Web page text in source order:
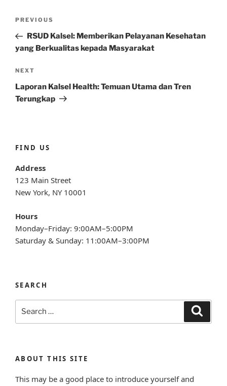
Previous
Post
PREVIOUS
RSUD Kalsel: Memberikan Pelayanan Kesehatan
yang Berkualitas kepada Masyarakat
Next
Post
NEXT
Laporan Kalsel Health: Temuan Utama dan Tren
Terungkap
FIND US
Address
123 Main Street
New York, NY 10001
Hours
Monday–Friday: 9:00AM–5:00PM
Saturday & Sunday: 11:00AM–3:00PM
SEARCH
ABOUT THIS SITE
This may be a good place to introduce yourself and